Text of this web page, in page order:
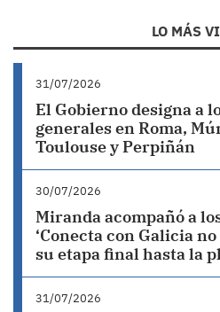
LO MÁS
31/07/2026
El Gobierno designa a
generales en Roma,
Toulouse y Perpiñán
30/07/2026
Miranda acompañó a
‘Conecta con Galicia
su etapa final hasta la
31/07/2026